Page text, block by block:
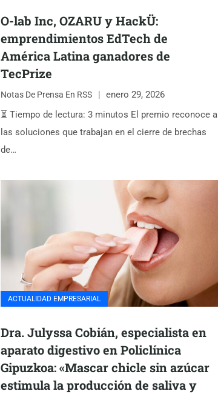
O-lab Inc, OZARU y HackÜ:
emprendimientos EdTech de
América Latina ganadores de
TecPrize
Notas De Prensa En RSS
enero 29, 2026
⏳ Tiempo de lectura: 3 minutos El premio reconoce a
las soluciones que trabajan en el cierre de brechas
de…
ACTUALIDAD EMPRESARIAL
Dra. Julyssa Cobián, especialista en
aparato digestivo en Policlínica
Gipuzkoa: «Mascar chicle sin azúcar
estimula la producción de saliva y